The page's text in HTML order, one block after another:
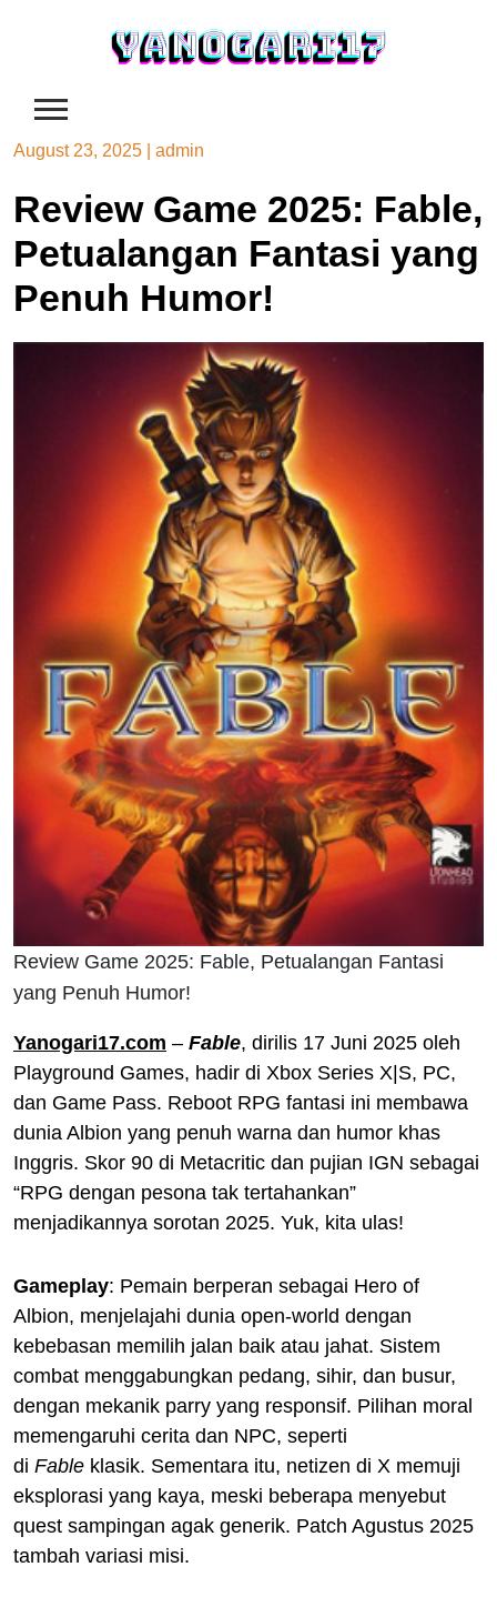
August 23, 2025 admin
Review Game 2025: Fable,
Petualangan Fantasi yang
Penuh Humor!
Review Game 2025: Fable, Petualangan Fantasi
yang Penuh Humor!
Yanogari17.com – Fable, dirilis 17 Juni 2025 oleh
Playground Games, hadir di Xbox Series X|S, PC,
dan Game Pass. Reboot RPG fantasi ini membawa
dunia Albion yang penuh warna dan humor khas
Inggris. Skor 90 di Metacritic dan pujian IGN sebagai
“RPG dengan pesona tak tertahankan”
menjadikannya sorotan 2025. Yuk, kita ulas!
Gameplay: Pemain berperan sebagai Hero of
Albion, menjelajahi dunia open-world dengan
kebebasan memilih jalan baik atau jahat. Sistem
combat menggabungkan pedang, sihir, dan busur,
dengan mekanik parry yang responsif. Pilihan moral
memengaruhi cerita dan NPC, seperti
di Fable klasik. Sementara itu, netizen di X memuji
eksplorasi yang kaya, meski beberapa menyebut
quest sampingan agak generik. Patch Agustus 2025
tambah variasi misi.